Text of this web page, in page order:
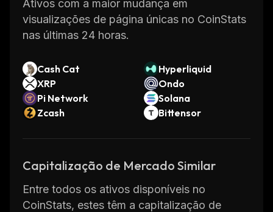
Ativos com a maior mudança em
visualizações de página únicas no CoinStats
nas últimas 24 horas.
Cash Cat
Hyperliquid
XRP
Ondo
Pi Network
Solana
Zcash
Bittensor
Capitalização de Mercado Similar
Entre todos os ativos disponíveis no
CoinStats, estes têm a capitalização de